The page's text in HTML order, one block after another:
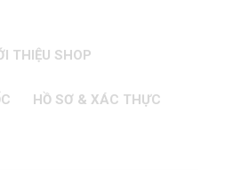
THIỆU SHOP
HỒ SƠ & XÁC THỰC